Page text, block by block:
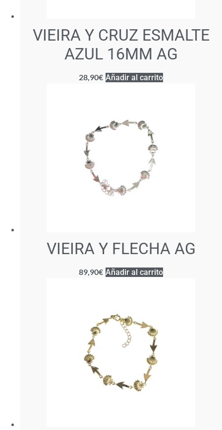
VIEIRA Y CRUZ ESMALTE
AZUL 16MM AG
28,90€ Añadir al carrito
VIEIRA Y FLECHA AG
89,90€ Añadir al carrito